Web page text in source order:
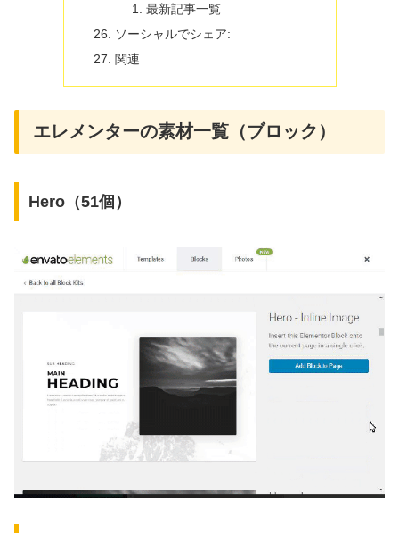
最新記事一覧
ソーシャルでシェア:
関連
エレメンターの素材一覧（ブロック）
Hero（51個）